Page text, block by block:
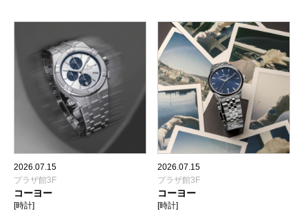
2026.07.15
プラザ館3F
コーヨー
[時計]
2026.07.15
プラザ館3F
コーヨー
[時計]